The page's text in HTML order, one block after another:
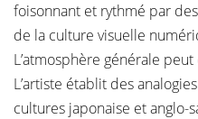
foisonnant et rythmé par
de la culture visuelle
L’atmosphère générale
L’artiste établit des
cultures japonaise et anglo-